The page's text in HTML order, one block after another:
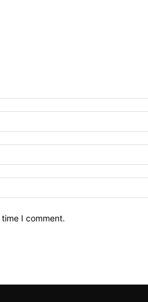
I comment.